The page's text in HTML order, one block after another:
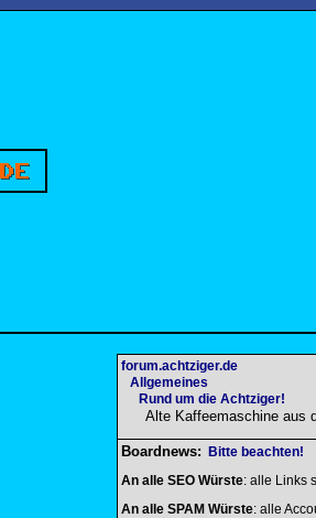
forum.achtziger.de
Allgemeines
Rund um die Achtziger!
Alte Kaffeemaschine aus
Boardnews:
Bitte beachten!
An alle SEO Würste: alle Links
An alle SPAM Würste: alle